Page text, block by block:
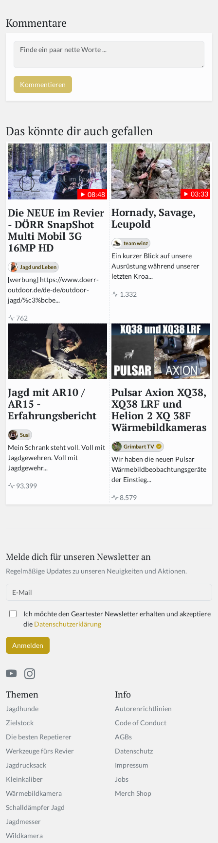
Kommentare
o
u
h
u
m
a
n,
ig
n
o
r
e
t
hi
s
fi
el
d
Body
Das könnte dir auch gefallen
08:48
Die NEUE im Revier
- DÖRR SnapShot
Multi Mobil 3G
16MP HD
Jagd und Leben
[werbung] https://www.doerr-
outdoor.de/de-de/outdoor-
jagd/%c3%bcbe...
762
03:33
Hornady, Savage,
Leupold
team winz
Ein kurzer Blick auf unsere
Ausrüstung während unserer
letzten Kroa...
1.332
Jagd mit AR10 /
AR15 -
Erfahrungsbericht
Susi
Mein Schrank steht voll. Voll mit
Jagdgewehren. Voll mit
Jagdgewehr...
93.399
Pulsar Axion XQ38,
XQ38 LRF und
Helion 2 XQ 38F
Wärmebildkameras
Grimbart TV
Wir haben die neuen Pulsar
Wärmebildbeobachtungsgeräte
der Einstieg...
8.579
Themen
Jagdhunde
Zielstock
Die besten Repetierer
Werkzeuge fürs Revier
Jagdrucksack
Kleinkaliber
Wärmebildkamera
Schalldämpfer Jagd
Jagdmesser
Wildkamera
Info
Autorenrichtlinien
Code of Conduct
AGBs
Datenschutz
Impressum
Jobs
Merch Shop
If
y
h
a
n,
ig
n
o
r
t
hi
s
el
d
Melde dich für unseren Newsletter an
Regelmäßige Updates zu unseren Neuigkeiten und Aktionen.
Email
Ich möchte den Geartester Newsletter erhalten und akzeptiere
die Datenschutzerklärung